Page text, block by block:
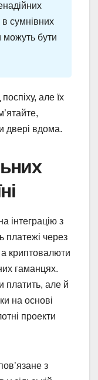
сумнівних
можуть бути
але їх
двері вдома.
інтеграцію з
платежі через
криптовалюти
гаманцях.
платить, але й
на основі
проекти
з